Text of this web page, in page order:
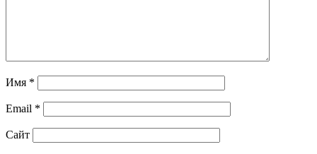
Имя *
Email *
Сайт